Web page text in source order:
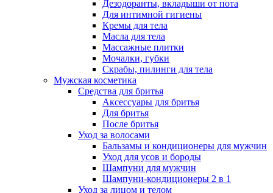
Дезодоранты, вкладыши от пота
Для интимной гигиены
Кремы для тела
Масла для тела
Массажные плитки
Мочалки, губки
Скрабы, пилинги для тела
Мужская косметика
Средства для бритья
Аксессуары для бритья
Для бритья
После бритья
Уход за волосами
Бальзамы и кондиционеры для мужчин
Уход для усов и бороды
Шампуни для мужчин
Шампуни-кондиционеры 2 в 1
Уход за лицом и телом